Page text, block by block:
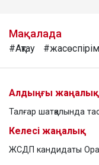
Мақалада
#Ақтау #жасөспірім
Алдыңғы жаңалық
Талғар шатқалында
Келесі жаңалық
ЖСДП кандидаты